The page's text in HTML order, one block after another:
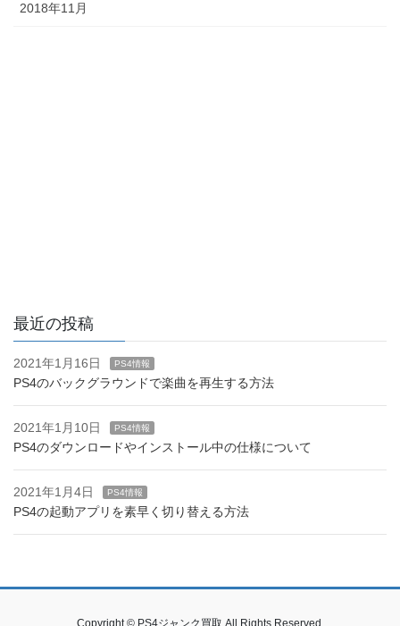
2018年11月
最近の投稿
2021年1月16日 PS4情報
PS4のバックグラウンドで楽曲を再生する方法
2021年1月10日 PS4情報
PS4のダウンロードやインストール中の仕様について
2021年1月4日 PS4情報
PS4の起動アプリを素早く切り替える方法
Copyright © PS4ジャンク買取 All Rights Reserved.